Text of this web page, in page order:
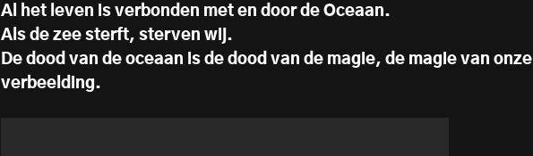
Al het leven is verbonden met en door de Oceaan.
Als de zee sterft, sterven wij.
De dood van de oceaan is de dood van de magie, de magie van onze
verbeelding.